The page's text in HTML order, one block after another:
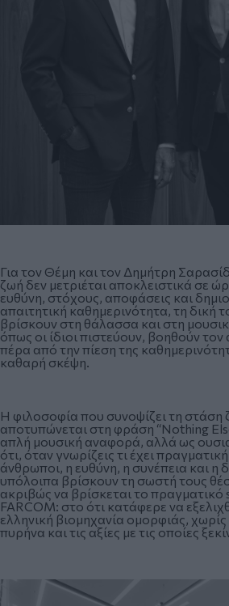
Για τον Θέμη και τον Δημήτρη
ζωή δεν μετριέται αποκλειστικά σε
ευθύνη, στόχους, αποφάσεις και
απαιτητική καθημερινότητα, τη δική
βρίσκουν στη θάλασσα και στη
όπως οι ίδιοι πιστεύουν, βοηθούν
πέρα από την πίεση της
καθαρή σκέψη.
Η φιλοσοφία που συνοψίζει τη στάση
αποτυπώνεται στη φράση “Nothing
απλή μουσική αναφορά, αλλά ως
ότι, όταν γνωρίζεις τι έχει
άνθρωποι, η ευθύνη, η συνέπεια και η
υπόλοιπα βρίσκουν τη σωστή τους
ακριβώς να βρίσκεται το πραγματικό
FARCOM: στο ότι κατάφερε να
ελληνική βιομηχανία ομορφιάς,
πυρήνα και τις αξίες με τις οποίες